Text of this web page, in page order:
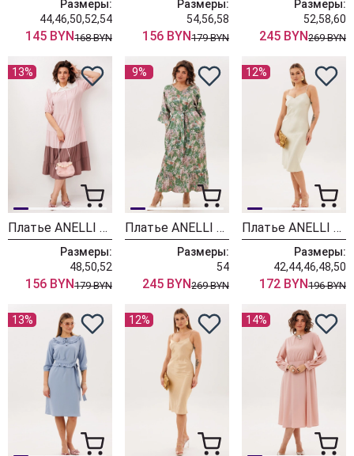
Размеры:
44,46,50,52,54
145 BYN168 BYN
Размеры:
54,56,58
156 BYN179 BYN
Размеры:
52,58,60
245 BYN269 BYN
13%
Платье ANELLI LAUREL 1847 черничное мороженое
Размеры:
48,50,52
156 BYN179 BYN
9%
Платье ANELLI LAUREL 1822 акация в саду
Размеры:
54
245 BYN269 BYN
12%
Платье ANELLI LAUREL 1823 жемчужный нектар
Размеры:
42,44,46,48,50
172 BYN196 BYN
13% 12% 14%